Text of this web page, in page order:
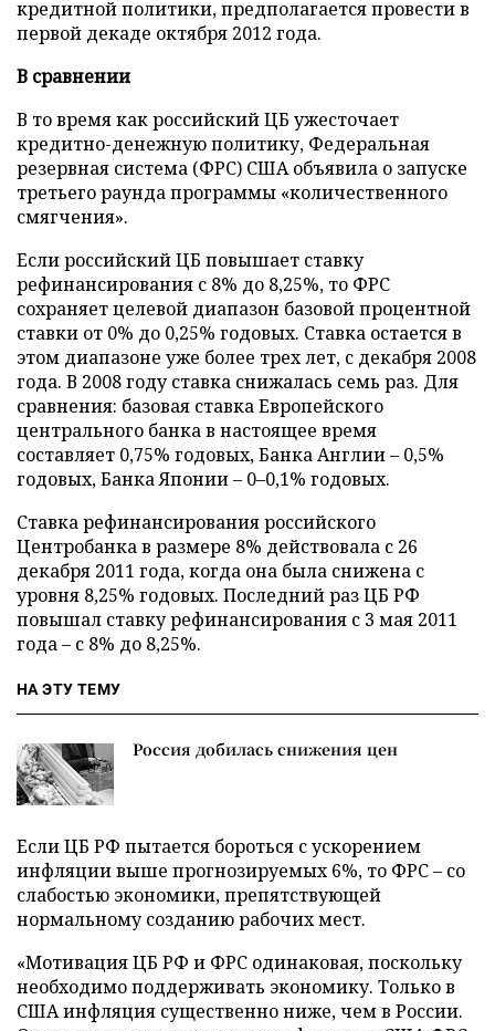
кредитной политики, предполагается провести в
первой декаде октября 2012 года.
В сравнении
В то время как российский ЦБ ужесточает
кредитно-денежную политику, Федеральная
резервная система (ФРС) США объявила о запуске
третьего раунда программы «количественного
смягчения».
Если российский ЦБ повышает ставку
рефинансирования с 8% до 8,25%, то ФРС
сохраняет целевой диапазон базовой процентной
ставки от 0% до 0,25% годовых. Ставка остается в
этом диапазоне уже более трех лет, с декабря 2008
года. В 2008 году ставка снижалась семь раз. Для
сравнения: базовая ставка Европейского
центрального банка в настоящее время
составляет 0,75% годовых, Банка Англии – 0,5%
годовых, Банка Японии – 0–0,1% годовых.
Ставка рефинансирования российского
Центробанка в размере 8% действовала с 26
декабря 2011 года, когда она была снижена с
уровня 8,25% годовых. Последний раз ЦБ РФ
повышал ставку рефинансирования с 3 мая 2011
года – с 8% до 8,25%.
НА ЭТУ ТЕМУ
Россия добилась снижения цен
Если ЦБ РФ пытается бороться с ускорением
инфляции выше прогнозируемых 6%, то ФРС – со
слабостью экономики, препятствующей
нормальному созданию рабочих мест.
«Мотивация ЦБ РФ и ФРС одинаковая, поскольку
необходимо поддерживать экономику. Только в
США инфляция существенно ниже, чем в России.